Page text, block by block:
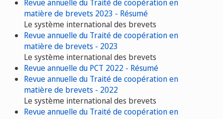
Revue annuelle du Traité de coopération en
matière de brevets 2023 - Résumé
Le système international des brevets
Revue annuelle du Traité de coopération en
matière de brevets - 2023
Le système international des brevets
Revue annuelle du PCT 2022 - Résumé
Revue annuelle du Traité de coopération en
matière de brevets - 2022
Le système international des brevets
Revue annuelle du Traité de coopération en